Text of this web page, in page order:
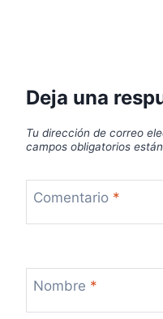
Deja una
Tu dirección de correo
campos obligatorios
Comentario *
Nombre *